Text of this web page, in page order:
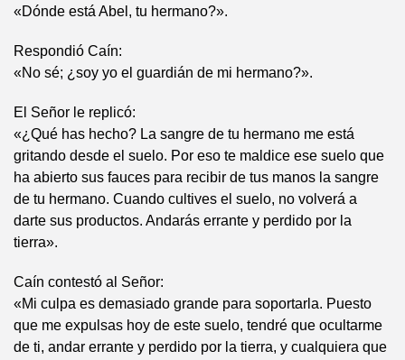
«Dónde está Abel, tu hermano?».
Respondió Caín:
«No sé; ¿soy yo el guardián de mi hermano?».
El Señor le replicó:
«¿Qué has hecho? La sangre de tu hermano me está
gritando desde el suelo. Por eso te maldice ese suelo que
ha abierto sus fauces para recibir de tus manos la sangre
de tu hermano. Cuando cultives el suelo, no volverá a
darte sus productos. Andarás errante y perdido por la
tierra».
Caín contestó al Señor:
«Mi culpa es demasiado grande para soportarla. Puesto
que me expulsas hoy de este suelo, tendré que ocultarme
de ti, andar errante y perdido por la tierra, y cualquiera que